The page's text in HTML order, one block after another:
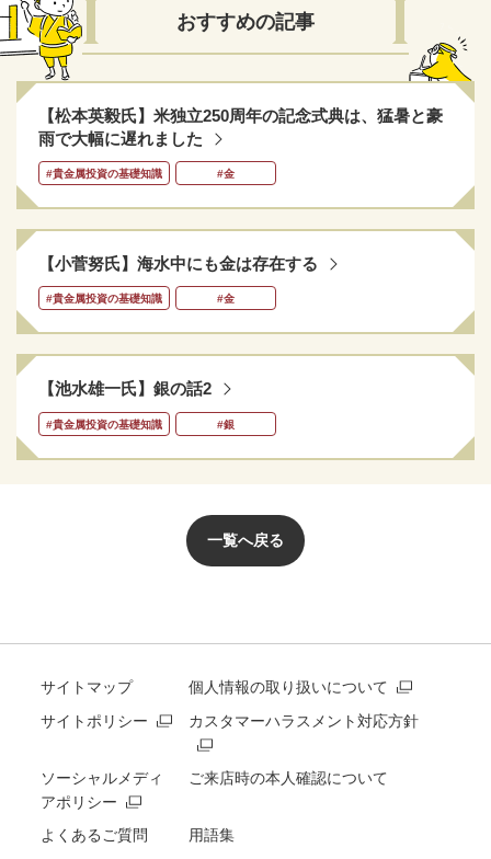
おすすめの記事
【松本英毅氏】米独立250周年の記念式典は、猛暑と豪
雨で大幅に遅れました
#貴金属投資の基礎知識 #金
【小菅努氏】海水中にも金は存在する
#貴金属投資の基礎知識 #金
【池水雄一氏】銀の話2
#貴金属投資の基礎知識 #銀
一覧へ戻る
サイトマップ
個人情報の取り扱いについて
サイトポリシー
カスタマーハラスメント対応方針
ソーシャルメディ
アポリシー
ご来店時の本人確認について
よくあるご質問 用語集